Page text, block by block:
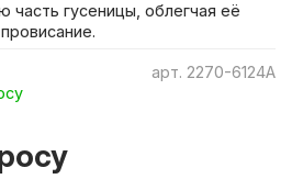
арт. 2270-6124A
гусеницы, облегчая её